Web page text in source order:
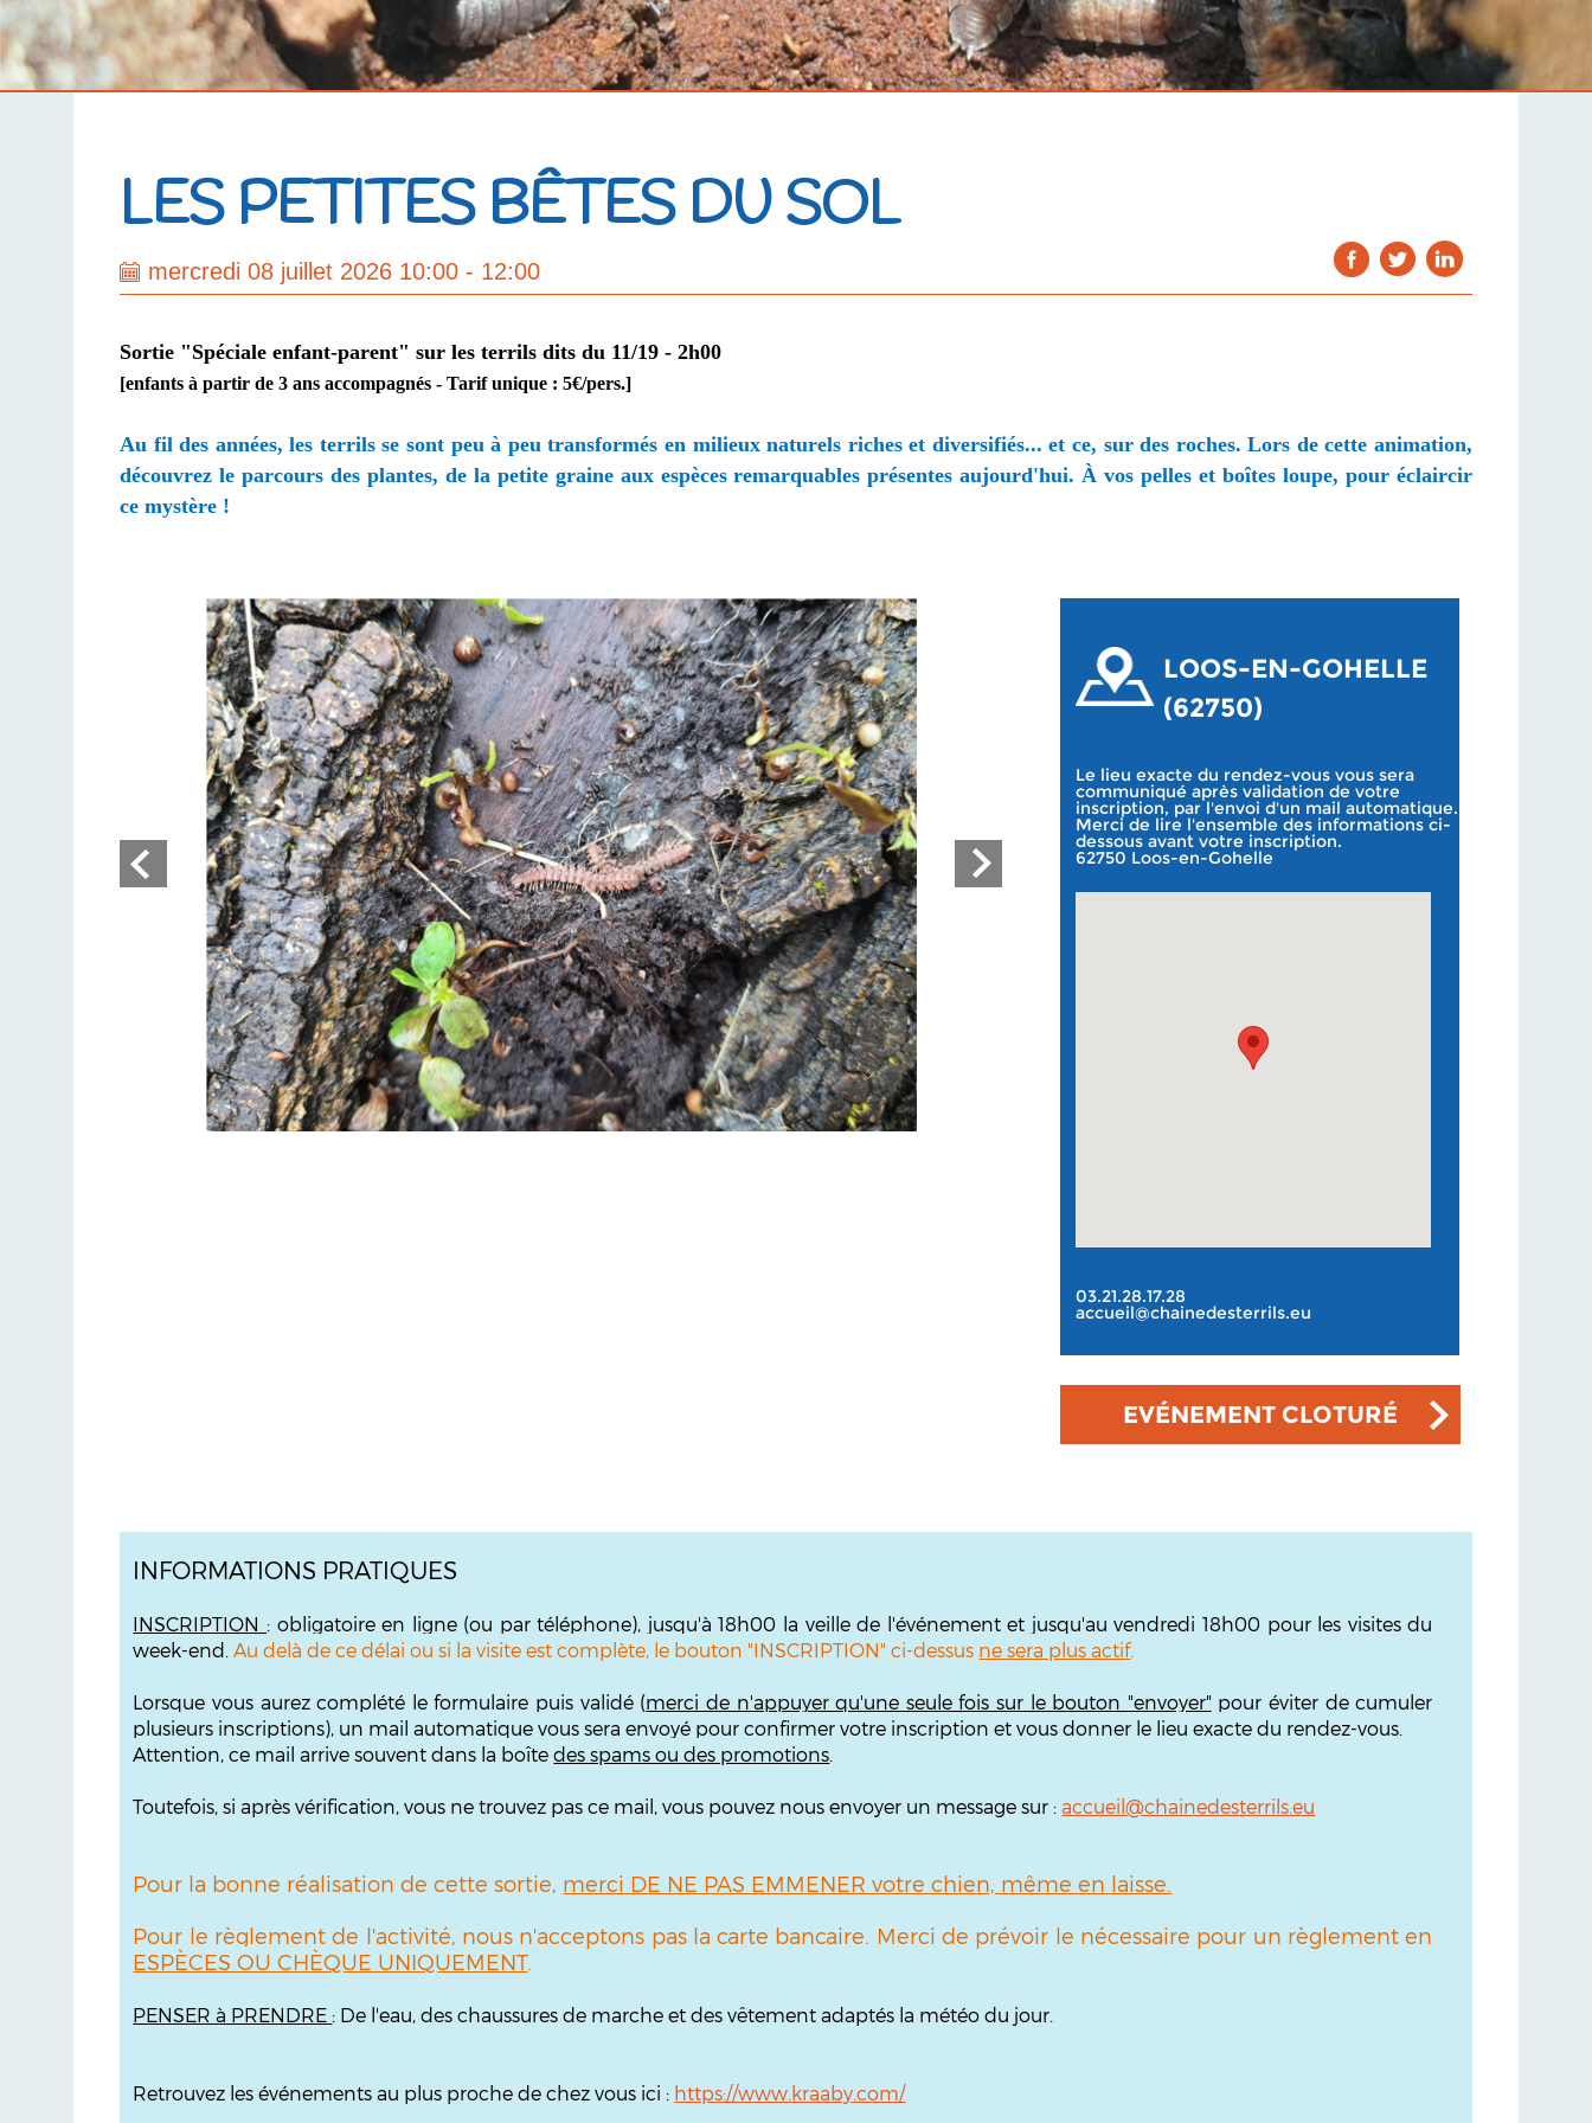
LES PETITES BÊTES DU SOL
mercredi 08 juillet 2026 10:00 - 12:00
Sortie "Spéciale enfant-parent" sur les terrils dits du 11/19 - 2h00
[enfants à partir de 3 ans accompagnés- Tarif unique : 5€/pers.]
Au fil des années, les terrils se sont peu à peu transformés en milieux naturels riches et diversifiés... et ce, sur des roches. Lors de cette animation,
découvrez le parcours des plantes, de la petite graine aux espèces remarquables présentes aujourd'hui. À vos pelles et boîtes loupe, pour éclaircir
ce mystère !
LOOS-EN-GOHELLE
(62750)
Le lieu exacte du rendez-vous vous sera
communiqué après validation de votre
inscription, par l'envoi d'un mail automatique.
Merci de lire l'ensemble des informations ci-
dessous avant votre inscription.
62750 Loos-en-Gohelle
03.21.28.17.28
accueil@chainedesterrils.eu
EVÉNEMENT CLOTURÉ
INFORMATIONS PRATIQUES
INSCRIPTION : obligatoire en ligne (ou par téléphone), jusqu'à 18h00 la veille de l'événement et jusqu'au vendredi 18h00 pour les visites du
week-end.Au delà de ce délai ou si la visite est complète, le bouton "INSCRIPTION" ci-dessus ne sera plus actif.
Lorsque vous aurez complété le formulaire puis validé (merci de n'appuyer qu'une seule fois sur le bouton "envoyer" pour éviter de cumuler
plusieurs inscriptions), un mail automatique vous sera envoyé pour confirmer votre inscription et vous donner le lieu exacte du rendez-vous.
Attention, ce mail arrive souvent dans la boîtedes spams ou des promotions.
Toutefois, si après vérification, vous ne trouvez pas ce mail, vous pouvez nous envoyer un message sur :accueil@chainedesterrils.eu
Pour la bonne réalisation de cette sortie, merci DE NE PAS EMMENER votre chien, même en laisse.
Pour le règlement de l'activité, nous n'acceptons pas la carte bancaire. Merci de prévoir le nécessaire pour un règlement en
ESPÈCES OU CHÈQUE UNIQUEMENT.
PENSER à PRENDRE : De l'eau, des chaussures de marche et des vêtement adaptés la météo du jour.
Retrouvez les événements au plus proche de chez vous ici : https://www.kraaby.com/